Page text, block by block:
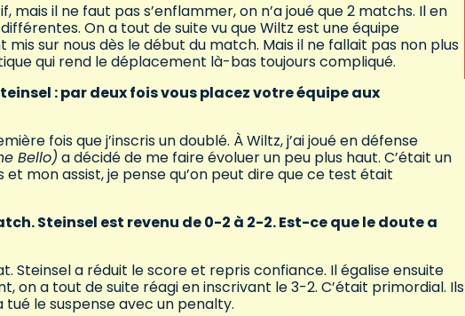
il ne faut pas s’enflammer, on n’a joué que 2 matchs. Il en
On a tout de suite vu que Wiltz est une équipe
sur nous dès le début du match. Mais il ne fallait pas non plus
qui rend le déplacement là-bas toujours compliqué.
: par deux fois vous placez votre équipe aux
fois que j’inscris un doublé. À Wiltz, j’ai joué en défense
Bello) a décidé de me faire évoluer un peu plus haut. C’était un
mon assist, je pense qu’on peut dire que ce test était
Steinsel est revenu de 0-2 à 2-2. Est-ce que le doute a
Steinsel a réduit le score et repris confiance. Il égalise ensuite
on a tout de suite réagi en inscrivant le 3-2. C’était primordial. Ils
le suspense avec un penalty.